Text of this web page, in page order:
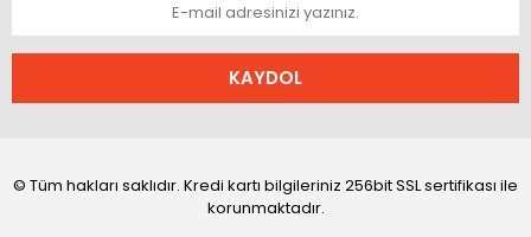
KAYDOL
© Tüm hakları saklıdır. Kredi kartı bilgileriniz 256bit SSL sertifikası ile
korunmaktadır.